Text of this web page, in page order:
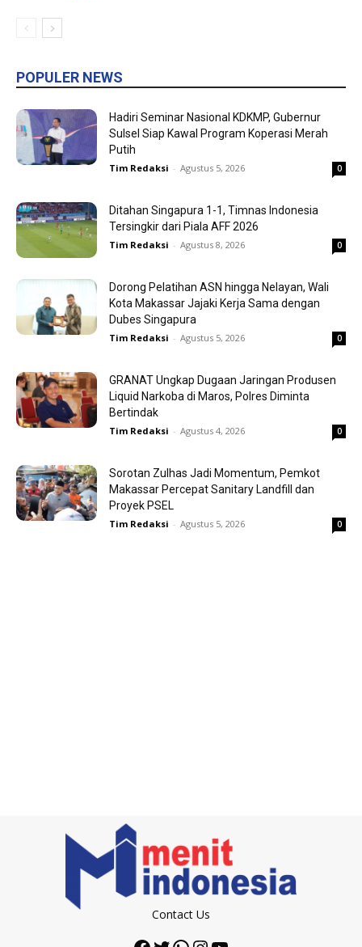
POPULER NEWS
Hadiri Seminar Nasional KDKMP, Gubernur
Sulsel Siap Kawal Program Koperasi Merah
Putih
Tim Redaksi - Agustus 5, 2026 0
Ditahan Singapura 1-1, Timnas Indonesia
Tersingkir dari Piala AFF 2026
Tim Redaksi - Agustus 8, 2026 0
Dorong Pelatihan ASN hingga Nelayan, Wali
Kota Makassar Jajaki Kerja Sama dengan
Dubes Singapura
Tim Redaksi - Agustus 5, 2026 0
GRANAT Ungkap Dugaan Jaringan Produsen
Liquid Narkoba di Maros, Polres Diminta
Bertindak
Tim Redaksi - Agustus 4, 2026 0
Sorotan Zulhas Jadi Momentum, Pemkot
Makassar Percepat Sanitary Landfill dan
Proyek PSEL
Tim Redaksi - Agustus 5, 2026 0
Contact Us